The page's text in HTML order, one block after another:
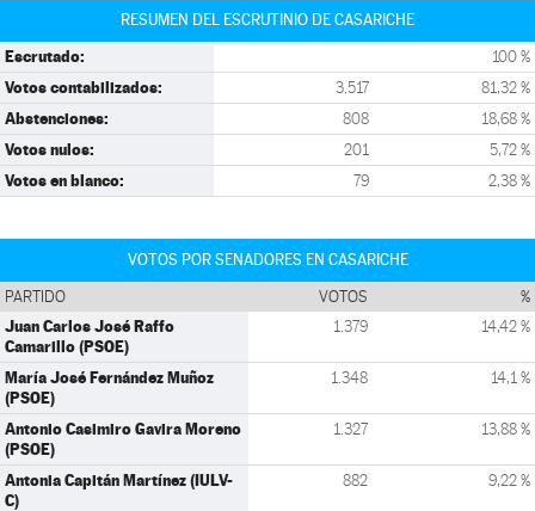
RESUMEN DEL ESCRUTINIO DE CASARICHE
Escrutado: 100 %
Votos contabilizados: 3.517 81,32 %
Abstenciones: 808 18,68 %
Votos nulos: 201 5,72 %
Votos en blanco: 79 2,38 %
VOTOS POR SENADORES EN CASARICHE
PARTIDO VOTOS %
Juan Carlos José Raffo
Camarillo (PSOE)
1.379 14,42 %
María José Fernández Muñoz
(PSOE)
1.348 14,1 %
Antonio Casimiro Gavira Moreno
(PSOE)
1.327 13,88 %
Antonia Capitán Martínez (IULV-
C)
882 9,22 %